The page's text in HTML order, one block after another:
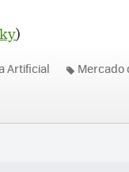
)
Artificial Mercado